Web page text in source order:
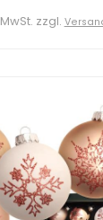
zzgl.